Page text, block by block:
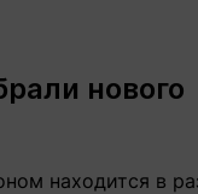
нового
находится в